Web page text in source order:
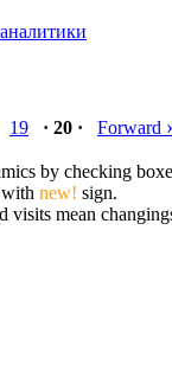
19 · 20 · Forward ›
by checking
with new! sign.
mean